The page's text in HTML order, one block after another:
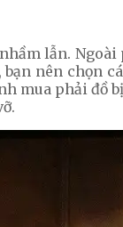
lẫn.
nên chọn
mua phải đồ